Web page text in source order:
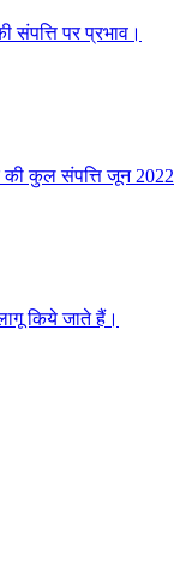
पर प्रभाव।
कुल संपत्ति जून
किये जाते हैं।